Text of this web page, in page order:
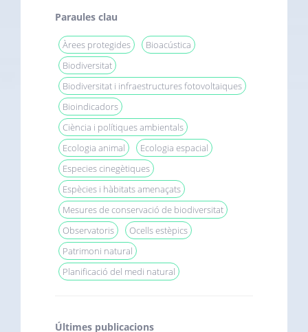
Paraules clau
Àrees protegides
Bioacústica
Biodiversitat
Biodiversitat i infraestructures fotovoltaiques
Bioindicadors
Ciència i polítiques ambientals
Ecologia animal
Ecologia espacial
Especies cinegètiques
Espècies i hàbitats amenaçats
Mesures de conservació de biodiversitat
Observatoris
Ocells estèpics
Patrimoni natural
Planificació del medi natural
Últimes publicacions